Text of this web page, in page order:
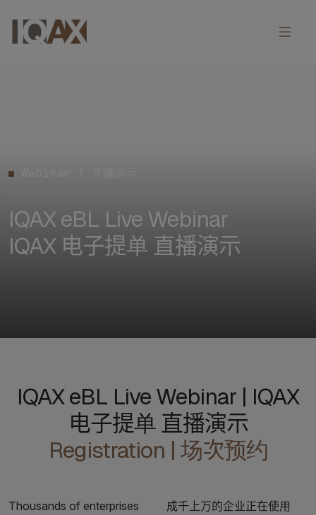
IQAX eBL Live Webinar
IQAX 电子提单 直播演示
IQAX eBL Live Webinar | IQAX
电子提单 直播演示
Registration | 场次预约
Thousands of enterprises
成千上万的企业正在使用